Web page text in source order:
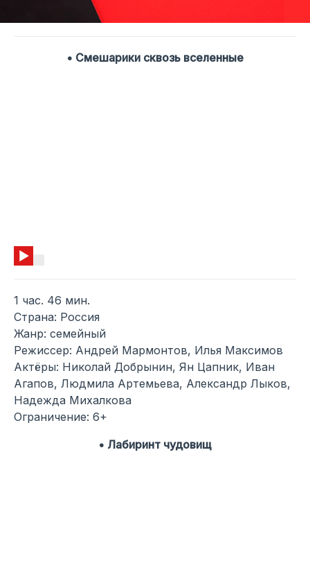
• Смешарики сквозь вселенные
1 час. 46 мин.
Страна: Россия
Жанр: семейный
Режиссер: Андрей Мармонтов, Илья Максимов
Актёры: Николай Добрынин, Ян Цапник, Иван
Агапов, Людмила Артемьева, Александр Лыков,
Надежда Михалкова
Ограничение: 6+
• Лабиринт чудовищ